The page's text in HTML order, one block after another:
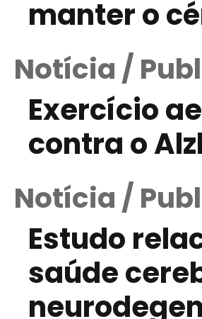
manter o
Notícia /
Exercício
contra o
Notícia /
Estudo
saúde